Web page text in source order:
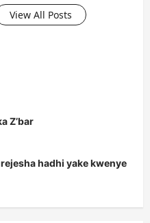
View All Posts
Z’bar
hadhi yake kwenye